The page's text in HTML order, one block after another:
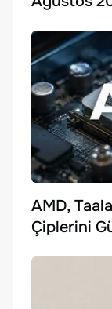
AMD,
Çiplerini